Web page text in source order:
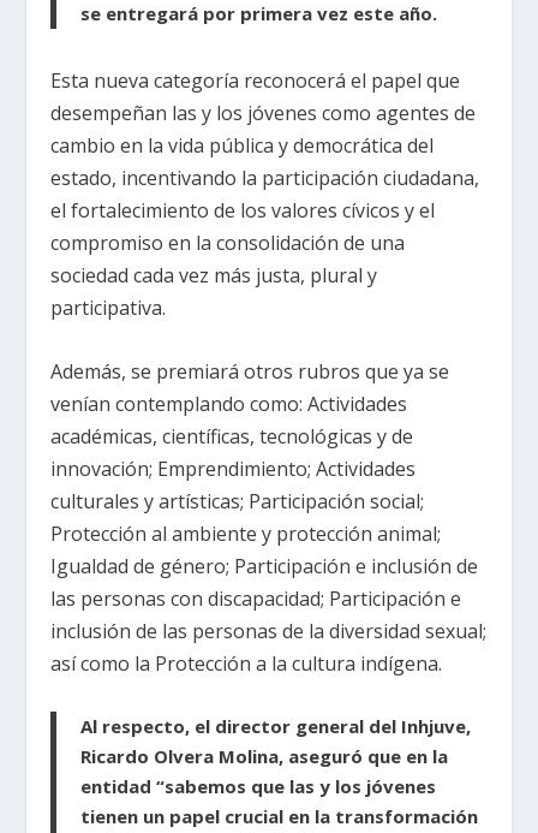
se entregará por primera vez este año.
Esta nueva categoría reconocerá el papel que
desempeñan las y los jóvenes como agentes de
cambio en la vida pública y democrática del
estado, incentivando la participación ciudadana,
el fortalecimiento de los valores cívicos y el
compromiso en la consolidación de una
sociedad cada vez más justa, plural y
participativa.
Además, se premiará otros rubros que ya se
venían contemplando como: Actividades
académicas, científicas, tecnológicas y de
innovación; Emprendimiento; Actividades
culturales y artísticas; Participación social;
Protección al ambiente y protección animal;
Igualdad de género; Participación e inclusión de
las personas con discapacidad; Participación e
inclusión de las personas de la diversidad sexual;
así como la Protección a la cultura indígena.
Al respecto, el director general del Inhjuve,
Ricardo Olvera Molina, aseguró que en la
entidad “sabemos que las y los jóvenes
tienen un papel crucial en la transformación